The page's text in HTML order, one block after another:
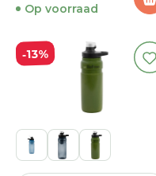
Op voorraad
13%